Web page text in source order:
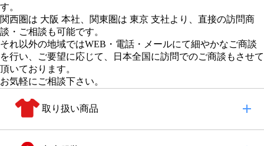
す。
関西圏は 大阪 本社
関東圏は 東京 支社より、直接の訪問商
談・ご相談も可能です。
それ以外の地域ではWEB・電話・メールにて細やかなご商談
を行い、
ご要望に応じて、日本全国に訪問でのご商談もさせて
頂いております。
お気軽にご相談下さい。
取り扱い商品